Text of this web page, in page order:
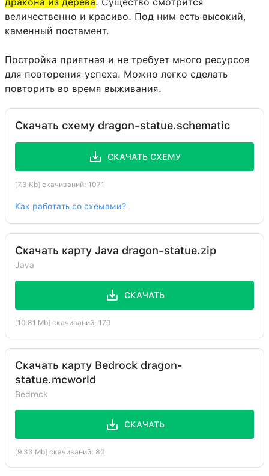
величественно и красиво. Под ним есть высокий,
каменный постамент.
Постройка приятная и не требует много ресурсов
для повторения успеха. Можно легко сделать
повторить во время выживания.
Скачать схему dragon-statue.schematic
СКАЧАТЬ СХЕМУ
[7.3 Kb] скачиваний: 1071
Как работать со схемами?
Скачать карту Java dragon-statue.zip
Java
СКАЧАТЬ
[10.81 Mb] скачиваний: 179
Скачать карту Bedrock dragon-
statue.mcworld
Bedrock
СКАЧАТЬ
[9.33 Mb] скачиваний: 80